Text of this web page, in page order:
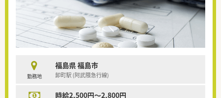
勤務地
福島県 福島市
卸町駅 (阿武隈急行線)
時給2,500円～2,800円